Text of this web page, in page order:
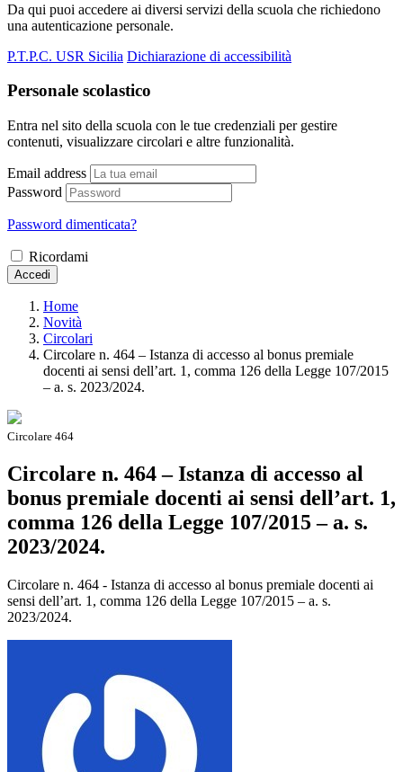
Da qui puoi accedere ai diversi servizi della scuola che richiedono
una autenticazione personale.
P.T.P.C. USR Sicilia Dichiarazione di accessibilità
Personale scolastico
Entra nel sito della scuola con le tue credenziali per gestire
contenuti, visualizzare circolari e altre funzionalità.
Email address
Password
Password dimenticata?
Ricordami
Accedi
Home
Novità
Circolari
Circolare n. 464 – Istanza di accesso al bonus premiale
docenti ai sensi dell’art. 1, comma 126 della Legge 107/2015
– a. s. 2023/2024.
Circolare 464
Circolare n. 464 – Istanza di accesso al
bonus premiale docenti ai sensi dell’art. 1,
comma 126 della Legge 107/2015 – a. s.
2023/2024.
Circolare n. 464 - Istanza di accesso al bonus premiale docenti ai
sensi dell’art. 1, comma 126 della Legge 107/2015 – a. s.
2023/2024.